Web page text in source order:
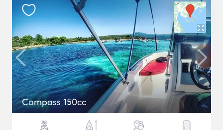
Compass 150cc